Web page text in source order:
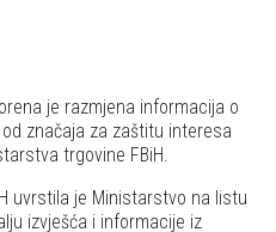
je razmjena informacija o
značaja za zaštitu interesa
trgovine FBiH.
uvrstila je Ministarstvo na listu
izvješća i informacije iz